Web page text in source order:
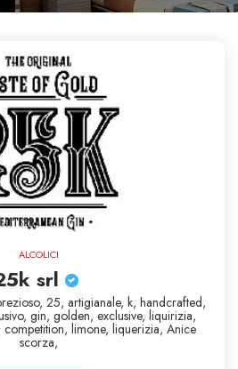
ALCOLICI
srl
25, artigianale, k, handcrafted,
gin, golden, exclusive, liquirizia,
competition, limone, liquerizia, Anice
scorza,